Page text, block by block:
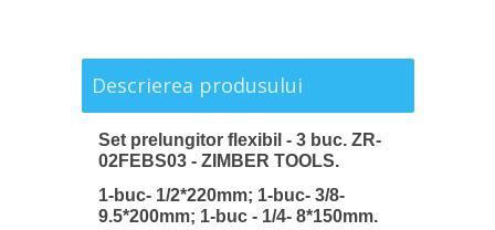
Descrierea produsului
Set prelungitor flexibil - 3 buc. ZR-
02FEBS03 - ZIMBER TOOLS.
1-buc- 1/2*220mm; 1-buc- 3/8-
9.5*200mm; 1-buc - 1/4- 8*150mm.